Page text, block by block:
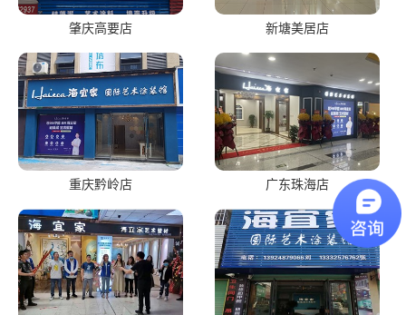
肇庆高要店 新塘美居店
重庆黔岭店 广东珠海店